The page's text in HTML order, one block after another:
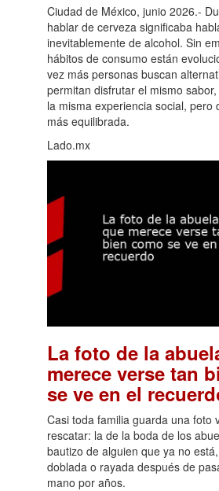
Ciudad de México, junio 2026.-
hablar de cerveza significaba
inevitablemente de alcohol. Sin
hábitos de consumo están
vez más personas buscan
permitan disfrutar el mismo
la misma experiencia social, pero
más equilibrada.
Lado.mx
La foto de la
merece verse tan
se ve en el
Casi toda familia guarda una foto
rescatar: la de la boda de los
bautizo de alguien que ya no
doblada o rayada después de
mano por años.